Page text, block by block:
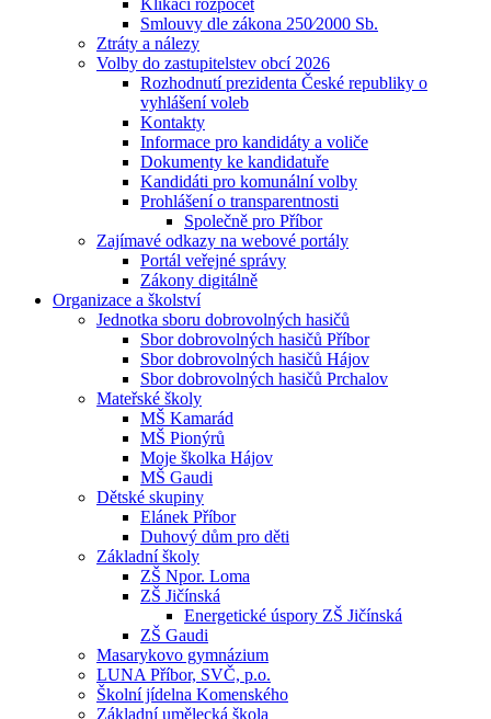
Klikací rozpočet
Smlouvy dle zákona 250⁄2000 Sb.
Ztráty a nálezy
Volby do zastupitelstev obcí 2026
Rozhodnutí prezidenta České republiky o
vyhlášení voleb
Kontakty
Informace pro kandidáty a voliče
Dokumenty ke kandidatuře
Kandidáti pro komunální volby
Prohlášení o transparentnosti
Společně pro Příbor
Zajímavé odkazy na webové portály
Portál veřejné správy
Zákony digitálně
Organizace a školství
Jednotka sboru dobrovolných hasičů
Sbor dobrovolných hasičů Příbor
Sbor dobrovolných hasičů Hájov
Sbor dobrovolných hasičů Prchalov
Mateřské školy
MŠ Kamarád
MŠ Pionýrů
Moje školka Hájov
MŠ Gaudi
Dětské skupiny
Elánek Příbor
Duhový dům pro děti
Základní školy
ZŠ Npor. Loma
ZŠ Jičínská
Energetické úspory ZŠ Jičínská
ZŠ Gaudi
Masarykovo gymnázium
LUNA Příbor, SVČ, p.o.
Školní jídelna Komenského
Základní umělecká škola